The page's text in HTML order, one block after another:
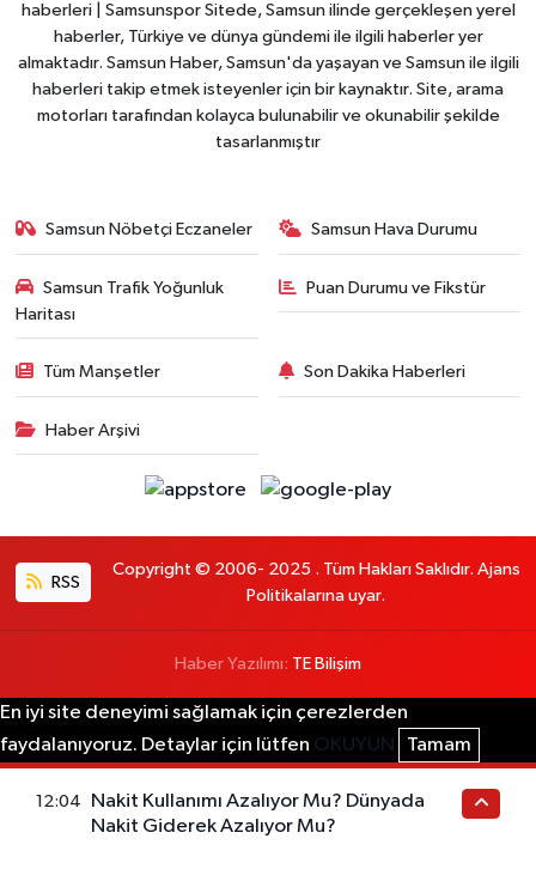
haberleri | Samsunspor Sitede, Samsun ilinde gerçekleşen yerel
haberler, Türkiye ve dünya gündemi ile ilgili haberler yer
almaktadır. Samsun Haber, Samsun'da yaşayan ve Samsun ile ilgili
haberleri takip etmek isteyenler için bir kaynaktır. Site, arama
motorları tarafından kolayca bulunabilir ve okunabilir şekilde
tasarlanmıştır
Samsun Nöbetçi Eczaneler Samsun Hava Durumu
Samsun Trafik Yoğunluk
Haritası
Puan Durumu ve Fikstür
Tüm Manşetler Son Dakika Haberleri
Haber Arşivi
RSS
Copyright © 2006- 2025 . Tüm Hakları Saklıdır. Ajans
Politikalarına uyar.
Haber Yazılımı: TE Bilişim
En iyi site deneyimi sağlamak için çerezlerden
faydalanıyoruz. Detaylar için lütfen OKUYUN Tamam
12:04
Nakit Kullanımı Azalıyor Mu? Dünyada
Nakit Giderek Azalıyor Mu?